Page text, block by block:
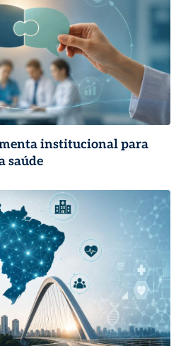
institucional para
saúde